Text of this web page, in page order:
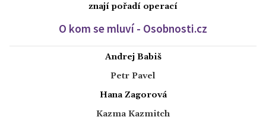
znají pořadí operací
O kom se mluví - Osobnosti.cz
Andrej Babiš
Petr Pavel
Hana Zagorová
Kazma Kazmitch